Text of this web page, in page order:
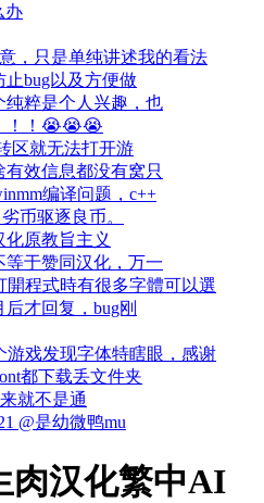
办
，只是单纯讲述我的看法
止bug以及方便做
纯粹是个人兴趣，也
！！😭😭😭
区就无法打开游
有效信息都没有窝只
编译问题，c++
币驱逐良币。
化原教旨主义
等于赞同汉化，万一
開程式時有很多字體可以選
后才回复，bug刚
游戏发现字体特瞎眼，感谢
都下载丢文件夹
就不是通
@是幼微鸭mu
肉汉化繁中AI